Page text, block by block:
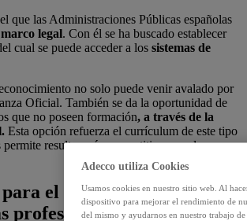
que las Administraciones Públicas españolas
marco legal. Con él se ha buscado establecer
cual se puede acceder a los sistemas de
no solo puede venir avalado por
Oficial. También se da la oportunidad de
que no poseen formación, a través de la
Esta opción refuerza el currículum de este tipo
permite resultar más competitivos en el
el reconocimiento de
profesionales a través de la
Adecco utiliza Cookies
Usamos cookies en nuestro sitio web. Al
dispositivo para mejorar el rendimiento de
del mismo y ayudarnos en nuestro trabajo